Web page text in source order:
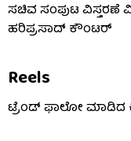
ಸಚಿವ ಸಂಪುಟ ವಿಸ್ತರಣೆ
ಹರಿಪ್ರಸಾದ್ ಕೌಂಟರ್​​
Reels
ಟ್ರೆಂಡ್​​ ಫಾಲೋ ಮಾಡಿದ